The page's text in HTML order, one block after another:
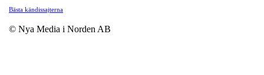
Bästa kändissajterna
© Nya Media i Norden AB